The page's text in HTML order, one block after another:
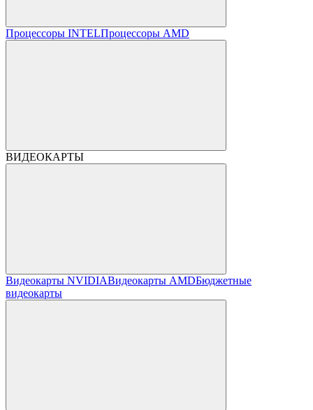
Процессоры INTELПроцессоры AMD
ВИДЕОКАРТЫ
Видеокарты NVIDIAВидеокарты AMDБюджетные
видеокарты